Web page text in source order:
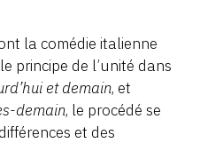
la comédie italienne
principe de l’unité dans
et demain, et
demain, le procédé se
et des